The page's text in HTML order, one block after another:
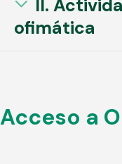
II.
ofimática
Acceso a